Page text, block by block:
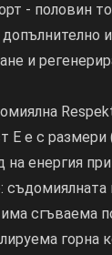
- половин
и
Е е с
на енергия
сгъваема
горна